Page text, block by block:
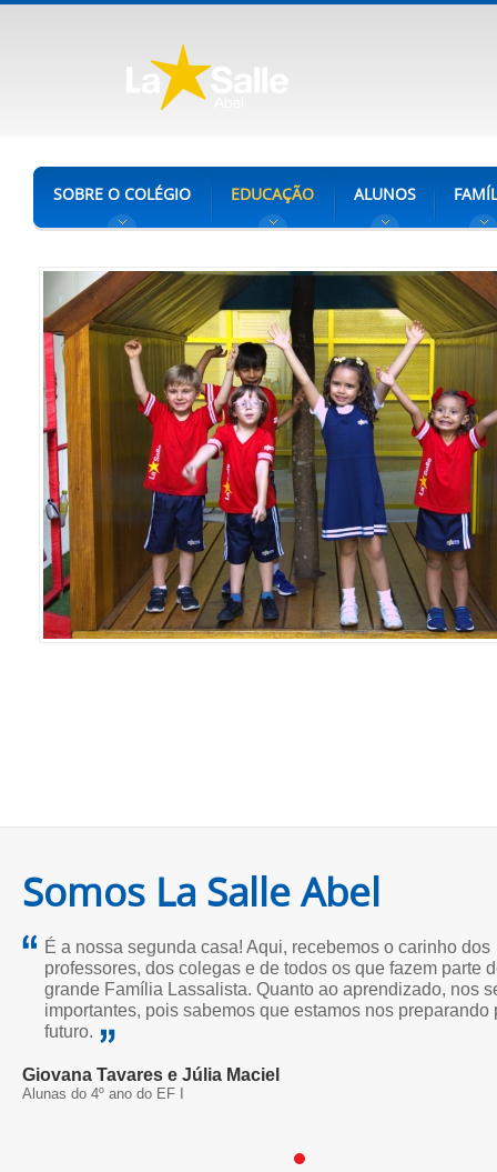
SOBRE O COLÉGIO EDUCAÇÃO ALUNOS
Somos La Salle Abel
É a nossa segunda casa! Aqui, recebemos o carinho dos
professores, dos colegas e de todos os que fazem parte
grande Família Lassalista. Quanto ao aprendizado, nos
importantes, pois sabemos que estamos nos preparando
futuro.
Giovana Tavares e Júlia Maciel
Alunas do 4º ano do EF I